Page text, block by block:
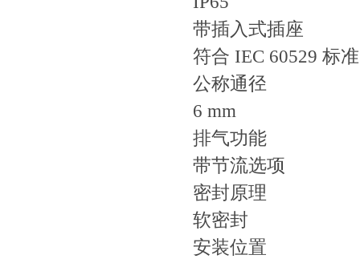
带插入式插座
符合 IEC 60529 标准
公称通径
6 mm
排气功能
带节流选项
密封原理
软密封
安装位置